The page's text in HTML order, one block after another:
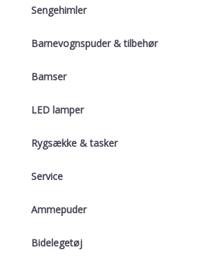
Sengehimler
Barnevognspuder & tilbehør
Bamser
LED lamper
Rygsække & tasker
Service
Ammepuder
Bidelegetøj